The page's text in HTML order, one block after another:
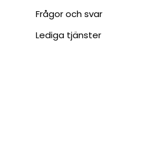
Frågor och svar
Lediga tjänster